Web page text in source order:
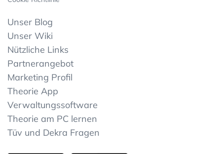
Unser Blog
Unser Wiki
Nützliche Links
Partnerangebot
Marketing Profil
Theorie App
Verwaltungssoftware
Theorie am PC lernen
Tüv und Dekra Fragen